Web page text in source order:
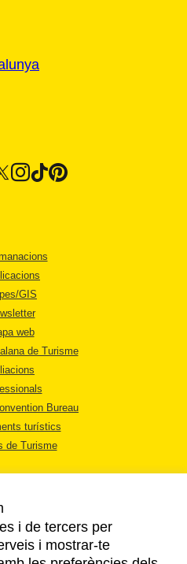
GIS
web
de Turisme
Bureau
turístics
de Turisme
LEGAL
i de tercers per
i mostrar-te